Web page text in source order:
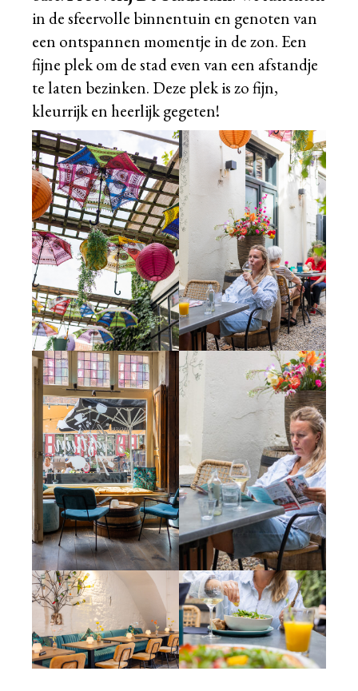
in de sfeervolle binnentuin en genoten van
een ontspannen momentje in de zon. Een
fijne plek om de stad even van een afstandje
te laten bezinken. Deze plek is zo fijn,
kleurrijk en heerlijk gegeten!